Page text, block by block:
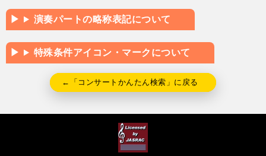
演奏パートの略称表記について
特殊条件アイコン・マークについて
←「コンサートかんたん検索」に戻る